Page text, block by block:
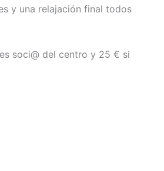
y una relajación final todos
soci@ del centro y 25 € si